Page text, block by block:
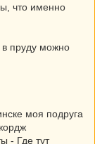
что именно
в пруду можно
моя подруга
- Где тут